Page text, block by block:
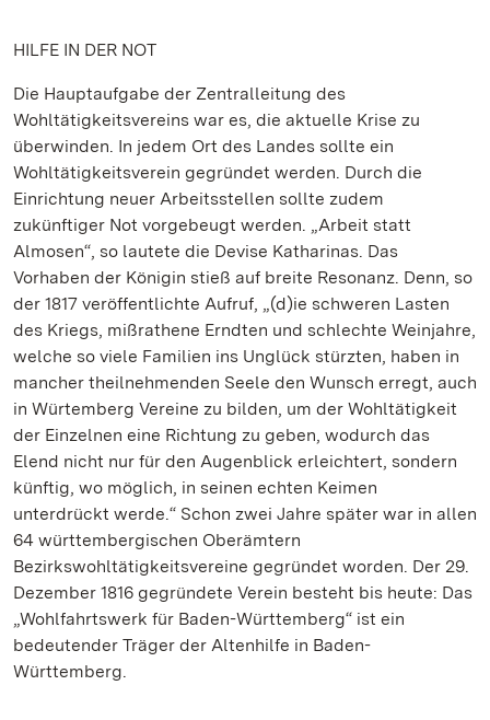
HILFE IN DER NOT
Die Hauptaufgabe der Zentralleitung des
Wohltätigkeitsvereins war es, die aktuelle Krise zu
überwinden. In jedem Ort des Landes sollte ein
Wohltätigkeitsverein gegründet werden. Durch die
Einrichtung neuer Arbeitsstellen sollte zudem
zukünftiger Not vorgebeugt werden. „Arbeit statt
Almosen“, so lautete die Devise Katharinas. Das
Vorhaben der Königin stieß auf breite Resonanz. Denn, so
der 1817 veröffentlichte Aufruf, „(d)ie schweren Lasten
des Kriegs, mißrathene Erndten und schlechte Weinjahre,
welche so viele Familien ins Unglück stürzten, haben in
mancher theilnehmenden Seele den Wunsch erregt, auch
in Würtemberg Vereine zu bilden, um der Wohltätigkeit
der Einzelnen eine Richtung zu geben, wodurch das
Elend nicht nur für den Augenblick erleichtert, sondern
künftig, wo möglich, in seinen echten Keimen
unterdrückt werde.“ Schon zwei Jahre später war in allen
64 württembergischen Oberämtern
Bezirkswohltätigkeitsvereine gegründet worden. Der 29.
Dezember 1816 gegründete Verein besteht bis heute: Das
„Wohlfahrtswerk für Baden-Württemberg“ ist ein
bedeutender Träger der Altenhilfe in Baden-
Württemberg.